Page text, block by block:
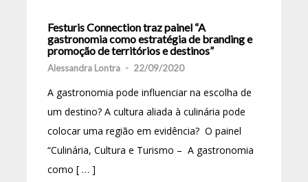
Festuris Connection traz painel “A
gastronomia como estratégia de branding e
promoção de territórios e destinos”
Alessandra Lontra - 22/09/2020
A gastronomia pode influenciar na escolha de
um destino? A cultura aliada à culinária pode
colocar uma região em evidência? O painel
“Culinária, Cultura e Turismo – A gastronomia
como [ … ]